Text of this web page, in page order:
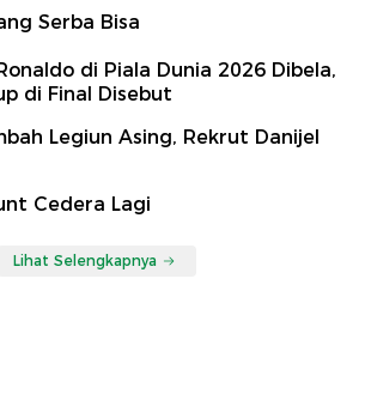
Serba Bisa
di Piala Dunia 2026 Dibela,
di Final Disebut
Legiun Asing, Rekrut Danijel
Cedera Lagi
Lihat Selengkapnya